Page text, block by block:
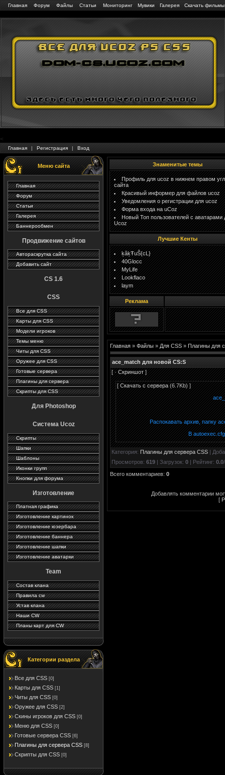
Главная Форум Файлы Статьи Мониторинг Мувики Галерея Скачать фильмы
<
Главная | Регистрация | Вход
Меню сайта
Главная
Форум
Статьи
Галерея
Баннерообмен
Продвижение сайтов
Автораскрутка сайта
Добавить сайт
CS 1.6
CSS
Все для CSS
Карты для CSS
Модели игроков
Темы меню
Читы для CSS
Оружее для CSS
Готовые сервера
Плагины для сервера
Скрипты для CSS
Для Photoshop
Система Ucoz
Скрипты
Шапки
Шаблоны
Иконки групп
Кнопки для форума
Изготовление
Платная графика
Изготовление картинок
Изготовление юзербара
Изготовление баннера
Изготовление шапки
Изготовление аватарки
Team
Состав клана
Правила cw
Устав клана
Наши CW
Планы карт для CW
Категории раздела
Все для CSS [0]
Карты для CSS [1]
Читы для CSS [0]
Оружее для CSS [2]
Скины игроков для CSS [0]
Меню для CSS [0]
Готовые сервера CSS [6]
Плагины для сервера CSS [8]
Cкрипты для CSS [0]
Знаменитые темы
Профиль для ucoz в нижнем правом
сайта
Красивый информер для файлов ucoz
Уведомления о регистрации для ucoz
Форма входа на uCoz
Новый Топ пользователей с аватарами
Ucoz
Лучшие Кенты
ķâķŦuŜ{cL}
40Glocc
MyLife
Lookflaco
laym
Реклама
Главная » Файлы » Для CSS » Плагины для
ace_match для новой CS:S
[ ·Скриншот]
[Скачать с сервера(6.7Kb) ]
Распокавать архив, папку
В
Категория: Плагины для сервера CSS
Просмотров: 619 Загрузок: 0 Рейтинг: 0.0/
Всего комментариев: 0
Добавлять комментарии
[